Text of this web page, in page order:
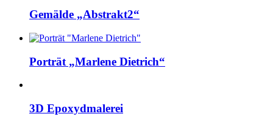
Gemälde „Abstrakt2“
Porträt „Marlene Dietrich“
3D Epoxydmalerei